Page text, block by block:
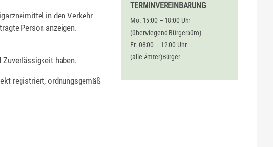
in den Verkehr
Person anzeigen.
Zuverlässigkeit haben.
registriert, ordnungsgemäß
TERMINVEREINBARUNG
Mo. 15:00 – 18:00 Uhr
(überwiegend Bürgerbüro)
Fr. 08:00 – 12:00 Uhr
(alle Ämter)Bürger